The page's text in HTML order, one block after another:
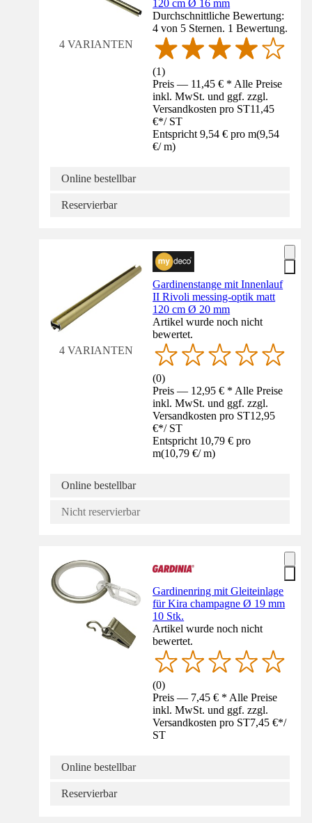
4 VARIANTEN
120 cm Ø 16 mm
Durchschnittliche Bewertung:
4 von 5 Sternen. 1 Bewertung.
(1)
Preis — 11,45 € * Alle Preise
inkl. MwSt. und ggf. zzgl.
Versandkosten pro ST11,45
€*/ ST
Entspricht 9,54 € pro m(9,54
€/ m)
Online bestellbar
Reservierbar
4 VARIANTEN
Gardinenstange mit Innenlauf
II Rivoli messing-optik matt
120 cm Ø 20 mm
Artikel wurde noch nicht
bewertet.
(0)
Preis — 12,95 € * Alle Preise
inkl. MwSt. und ggf. zzgl.
Versandkosten pro ST12,95
€*/ ST
Entspricht 10,79 € pro
m(10,79 €/ m)
Online bestellbar
Nicht reservierbar
Gardinenring mit Gleiteinlage
für Kira champagne Ø 19 mm
10 Stk.
Artikel wurde noch nicht
bewertet.
(0)
Preis — 7,45 € * Alle Preise
inkl. MwSt. und ggf. zzgl.
Versandkosten pro ST7,45 €*/
ST
Online bestellbar
Reservierbar